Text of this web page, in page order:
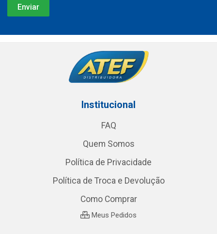
Institucional
FAQ
Quem Somos
Política de Privacidade
Política de Troca e Devolução
Como Comprar
Meus Pedidos